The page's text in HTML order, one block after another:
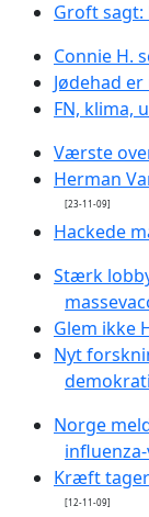
Groft
Connie H.
Jødehad
FN, klima,
Værste
Herman
[23-11-09]
Hackede
Stærk
Glem ikke
Nyt
Norge
Kræft
[12-11-09]